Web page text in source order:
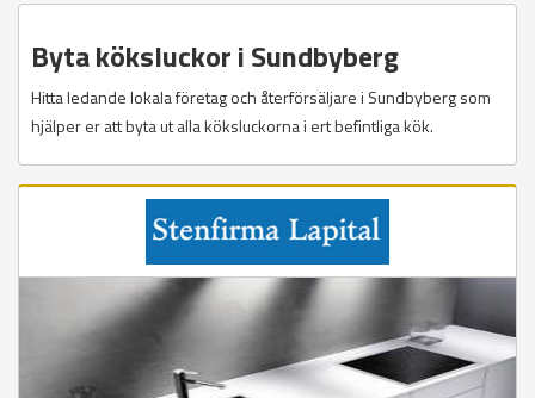
Byta köksluckor i Sundbyberg
Hitta ledande lokala företag och återförsäljare i Sundbyberg som
hjälper er att byta ut alla köksluckorna i ert befintliga kök.